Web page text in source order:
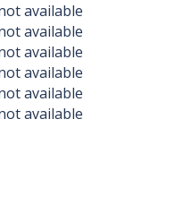
available
available
available
available
available
available